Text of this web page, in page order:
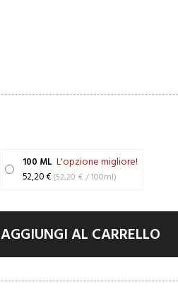
100 ML L'opzione migliore!
52,20 € (52,20 € / 100ml)
AGGIUNGI AL CARRELLO